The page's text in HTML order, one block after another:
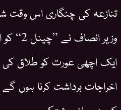
تنازعہ کی چنگاری اس وقت
وزیر
ایک اچھی عورت کو طلاق
اخراجات برداشت کرنا ہوں